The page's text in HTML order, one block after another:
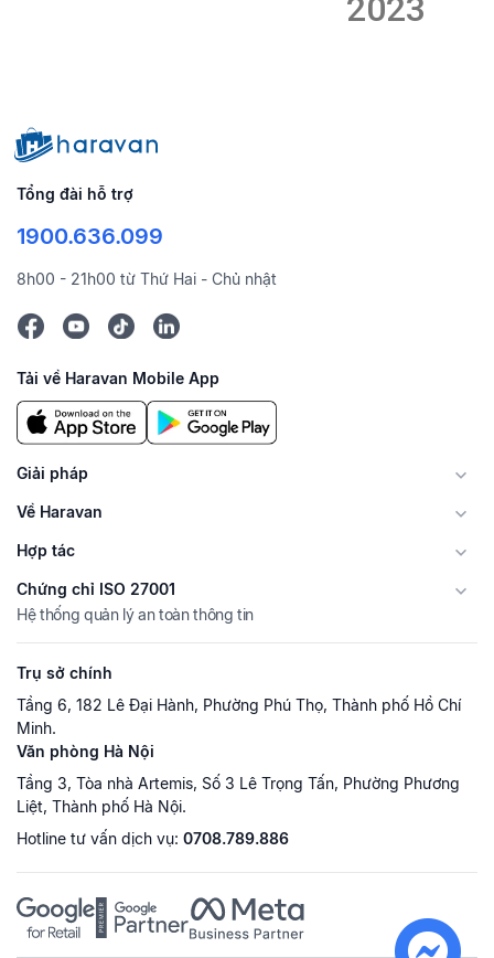
2023
Tổng đài hỗ trợ
1900.636.099
8h00 - 21h00 từ Thứ Hai - Chủ nhật
Tải về Haravan Mobile App
Giải pháp
Về Haravan
Hợp tác
Chứng chỉ ISO 27001
Hệ thống quản lý an toàn thông tin
Trụ sở chính
Tầng 6, 182 Lê Đại Hành, Phường Phú Thọ, Thành phố Hồ Chí
Minh.
Văn phòng Hà Nội
Tầng 3, Tòa nhà Artemis, Số 3 Lê Trọng Tấn, Phường Phương
Liệt, Thành phố Hà Nội.
Hotline tư vấn dịch vụ: 0708.789.886